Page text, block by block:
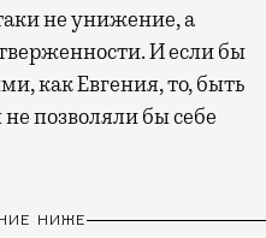
не унижение, а
И если бы
как Евгения, то, быть
позволяли бы себе
НИЖЕ